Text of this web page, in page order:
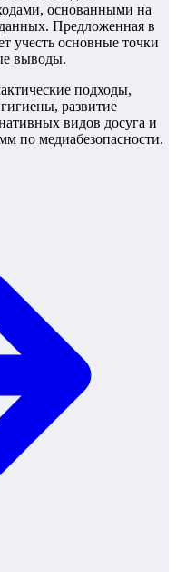
основанными на
Предложенная в
учесть основные точки
выводы.
подходы,
развитие
видов досуга и
по медиабезопасности.